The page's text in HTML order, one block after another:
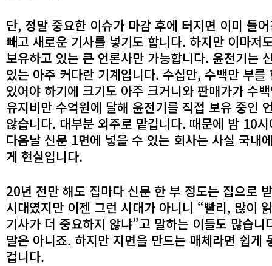
단, 정말 중요한 이슈가 마감 후에 터지면 이미 들
빼고 새로운 기사를 넣기도 합니다. 하지만 이마저
보유하고 있는 큰 언론사만 가능합니다. 윤전기는
있는 아주 커다란 기계입니다. 수십만, 수백만 부를
있어야 하기에 크기도 아주 크거니와 판매가가 수
유지비만 수억원에 달해 윤전기를 직접 보유 중인
않습니다. 대부분 외주로 맡깁니다. 때문에 밤 10
다음날 신문 1면에 넣을 수 있는 회사는 사실 국내
게 현실입니다.
20년 전만 해도 집마다 신문 한 부 정도는 집으로
시대였지만 이젠 그런 시대가 아니니 “빨리, 많이
기사가 더 중요하지 않냐”고 말하는 이들도 많습니
말은 아니죠. 하지만 지면을 만드는 매체라면 쉽게
겁니다.